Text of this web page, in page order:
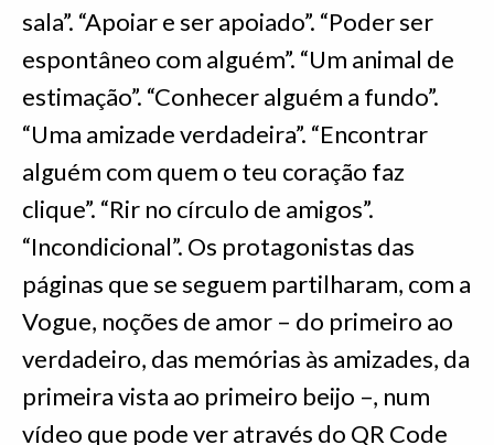
sala”. “Apoiar e ser apoiado”. “Poder ser
espontâneo com alguém”. “Um animal de
estimação”. “Conhecer alguém a fundo”.
“Uma amizade verdadeira”. “Encontrar
alguém com quem o teu coração faz
clique”. “Rir no círculo de amigos”.
“Incondicional”. Os protagonistas das
páginas que se seguem partilharam, com a
Vogue, noções de amor – do primeiro ao
verdadeiro, das memórias às amizades, da
primeira vista ao primeiro beijo –, num
vídeo que pode ver através do QR Code